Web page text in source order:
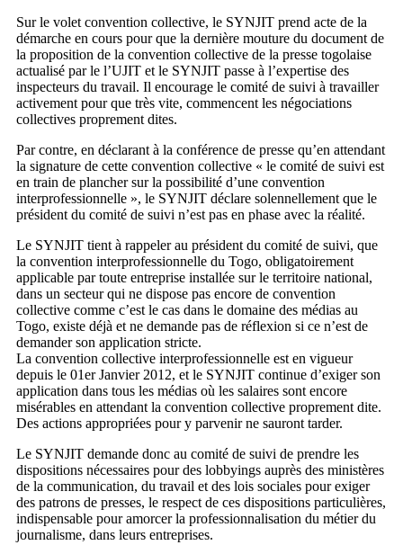
Sur le volet convention collective, le SYNJIT prend acte de la
démarche en cours pour que la dernière mouture du document de
la proposition de la convention collective de la presse togolaise
actualisé par le l’UJIT et le SYNJIT passe à l’expertise des
inspecteurs du travail. Il encourage le comité de suivi à travailler
activement pour que très vite, commencent les négociations
collectives proprement dites.
Par contre, en déclarant à la conférence de presse qu’en attendant
la signature de cette convention collective « le comité de suivi est
en train de plancher sur la possibilité d’une convention
interprofessionnelle », le SYNJIT déclare solennellement que le
président du comité de suivi n’est pas en phase avec la réalité.
Le SYNJIT tient à rappeler au président du comité de suivi, que
la convention interprofessionnelle du Togo, obligatoirement
applicable par toute entreprise installée sur le territoire national,
dans un secteur qui ne dispose pas encore de convention
collective comme c’est le cas dans le domaine des médias au
Togo, existe déjà et ne demande pas de réflexion si ce n’est de
demander son application stricte.
La convention collective interprofessionnelle est en vigueur
depuis le 01er Janvier 2012, et le SYNJIT continue d’exiger son
application dans tous les médias où les salaires sont encore
misérables en attendant la convention collective proprement dite.
Des actions appropriées pour y parvenir ne sauront tarder.
Le SYNJIT demande donc au comité de suivi de prendre les
dispositions nécessaires pour des lobbyings auprès des ministères
de la communication, du travail et des lois sociales pour exiger
des patrons de presses, le respect de ces dispositions particulières,
indispensable pour amorcer la professionnalisation du métier du
journalisme, dans leurs entreprises.